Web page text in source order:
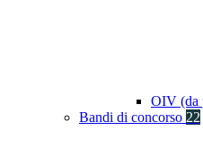
OIV (da
Bandi di concorso 22